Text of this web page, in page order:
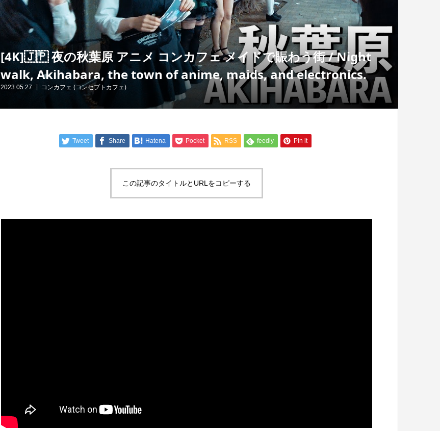
[4K]🇯🇵 夜の秋葉原 アニメ コンカフェ メイドで賑わう街 / Night
walk, Akihabara, the town of anime, maids, and electronics.
2023.05.27 コンカフェ (コンセプトカフェ)
Tweet Share Hatena Pocket RSS feedly Pin it
この記事のタイトルとURLをコピーする